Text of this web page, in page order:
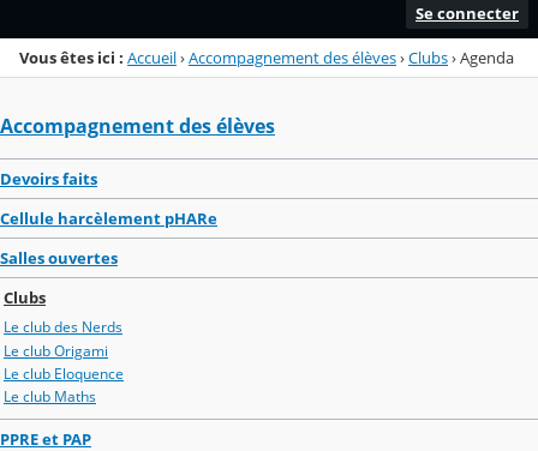
Se connecter
Vous êtes ici : Accueil›Accompagnement des élèves›Clubs›Agenda
Accompagnement des élèves
Devoirs faits
Cellule harcèlement pHARe
Salles ouvertes
Clubs
Le club des Nerds
Le club Origami
Le club Eloquence
Le club Maths
PPRE et PAP